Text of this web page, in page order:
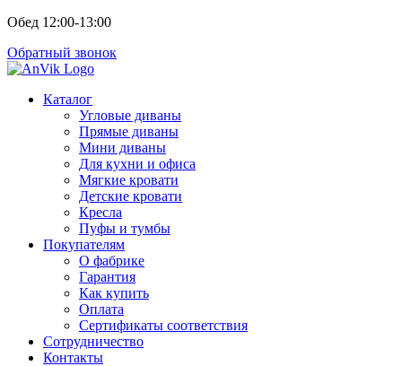
Обед 12:00-13:00
Обратный звонок
Каталог
Угловые диваны
Прямые диваны
Мини диваны
Для кухни и офиса
Мягкие кровати
Детские кровати
Кресла
Пуфы и тумбы
Покупателям
О фабрике
Гарантия
Как купить
Оплата
Сертификаты соответствия
Сотрудничество
Контакты